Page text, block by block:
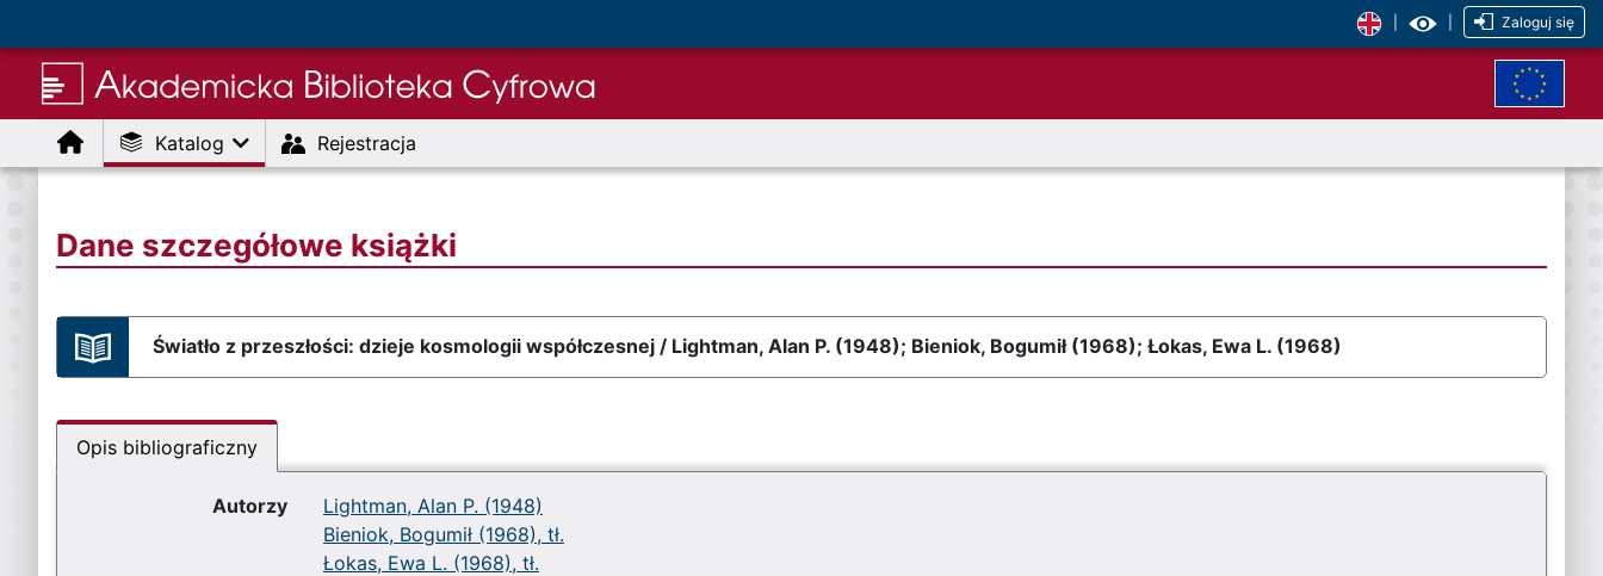
Zaloguj się
Menu Katalog Rejestracja
Dane szczegółowe książki
Światło z przeszłości: dzieje kosmologii współczesnej / Lightman, Alan P. (1948); Bieniok, Bogumił (1968); Łokas, Ewa L. (1968)
Opis bibliograficzny
Autorzy
Lightman, Alan P. (1948)
Bieniok, Bogumił (1968), tł.
Łokas, Ewa L. (1968), tł.